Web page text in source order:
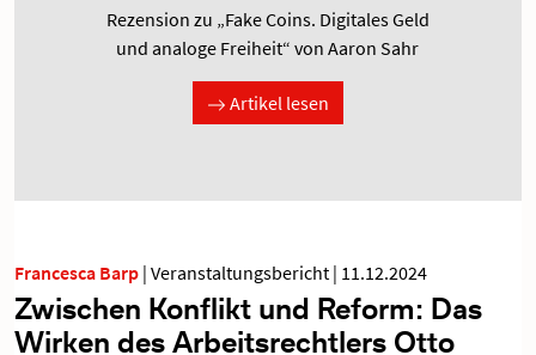
Rezension zu „Fake Coins. Digitales Geld
und analoge Freiheit“ von Aaron Sahr
Artikel lesen
Francesca Barp | Veranstaltungsbericht | 11.12.2024
Zwischen Konflikt und Reform: Das
Wirken des Arbeitsrechtlers Otto